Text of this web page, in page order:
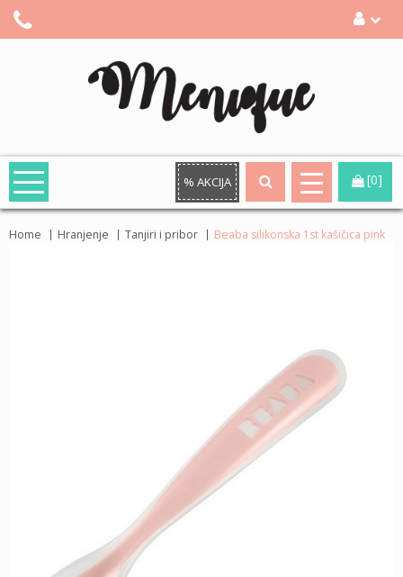
% AKCIJA [0]
Home Hranjenje Tanjiri i pribor Beaba silikonska 1st kašičica pink